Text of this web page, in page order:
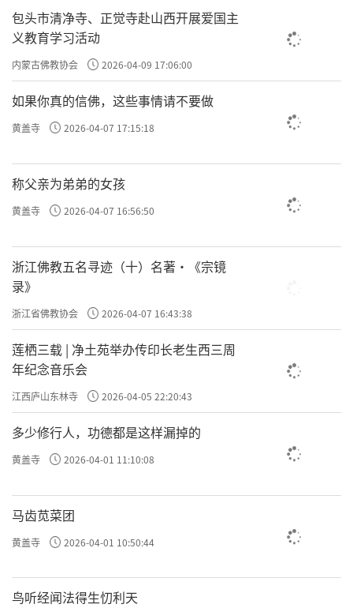
包头市清净寺、正觉寺赴山西开展爱国主
义教育学习活动
内蒙古佛教协会 2026-04-09 17:06:00
如果你真的信佛，这些事情请不要做
黄盖寺 2026-04-07 17:15:18
称父亲为弟弟的女孩
黄盖寺 2026-04-07 16:56:50
浙江佛教五名寻迹（十）名著·《宗镜
录》
浙江省佛教协会 2026-04-07 16:43:38
莲栖三载 | 净土苑举办传印长老生西三周
年纪念音乐会
江西庐山东林寺 2026-04-05 22:20:43
多少修行人，功德都是这样漏掉的
黄盖寺 2026-04-01 11:10:08
马齿苋菜团
黄盖寺 2026-04-01 10:50:44
鸟听经闻法得生忉利天